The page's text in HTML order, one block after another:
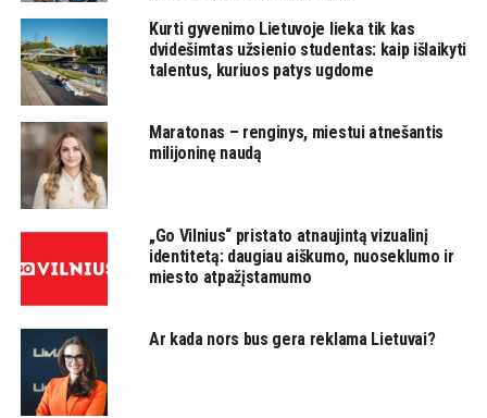
Kurti gyvenimo Lietuvoje lieka tik kas
dvidešimtas užsienio studentas: kaip išlaikyti
talentus, kuriuos patys ugdome
Maratonas – renginys, miestui atnešantis
milijoninę naudą
„Go Vilnius“ pristato atnaujintą vizualinį
identitetą: daugiau aiškumo, nuoseklumo ir
miesto atpažįstamumo
Ar kada nors bus gera reklama Lietuvai?